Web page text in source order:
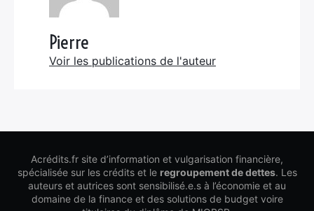
Pierre
Voir les publications de l'auteur
Acrédits.fr site d’information et vulgarisation financière,
spécialisée sur les crédits et le regroupement de dettes. Les
auteurs et autrices sont sensibilisé.e.s à l’économie et au
domaine de la finance et des solutions de budget voire